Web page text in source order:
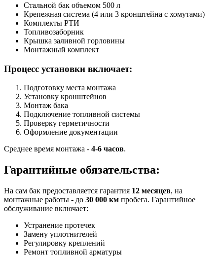
Стальной бак объемом 500 л
Крепежная система (4 или 3 кронштейна с хомутами)
Комплекты РТИ
Топливозаборник
Крышка заливной горловины
Монтажный комплект
Процесс установки включает:
Подготовку места монтажа
Установку кронштейнов
Монтаж бака
Подключение топливной системы
Проверку герметичности
Оформление документации
Среднее время монтажа - 4-6 часов.
Гарантийные обязательства:
На сам бак предоставляется гарантия 12 месяцев, на
монтажные работы - до 30 000 км пробега. Гарантийное
обслуживание включает:
Устранение протечек
Замену уплотнителей
Регулировку креплений
Ремонт топливной арматуры